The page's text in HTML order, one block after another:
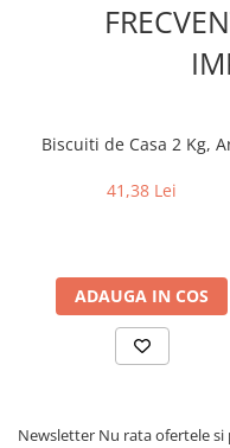
Biscuiti de Casa 2 Kg,
41,38 Lei
ADAUGA IN COS
Newsletter Nu rata ofertele